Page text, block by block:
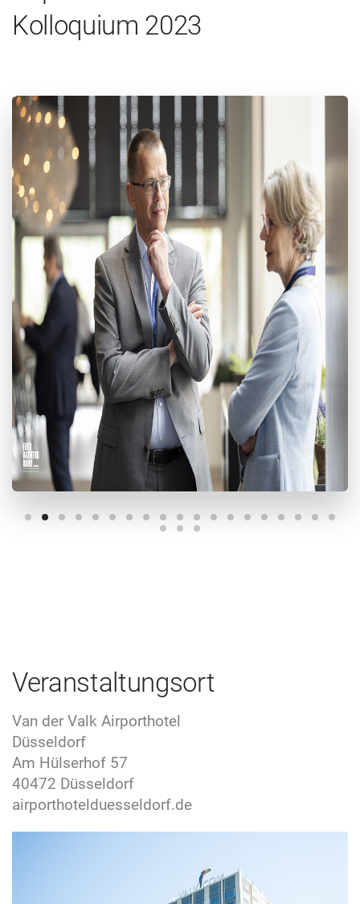
Kolloquium 2023
Veranstaltungsort
Van der Valk Airporthotel
Düsseldorf
Am Hülserhof 57
40472 Düsseldorf
airporthotelduesseldorf.de